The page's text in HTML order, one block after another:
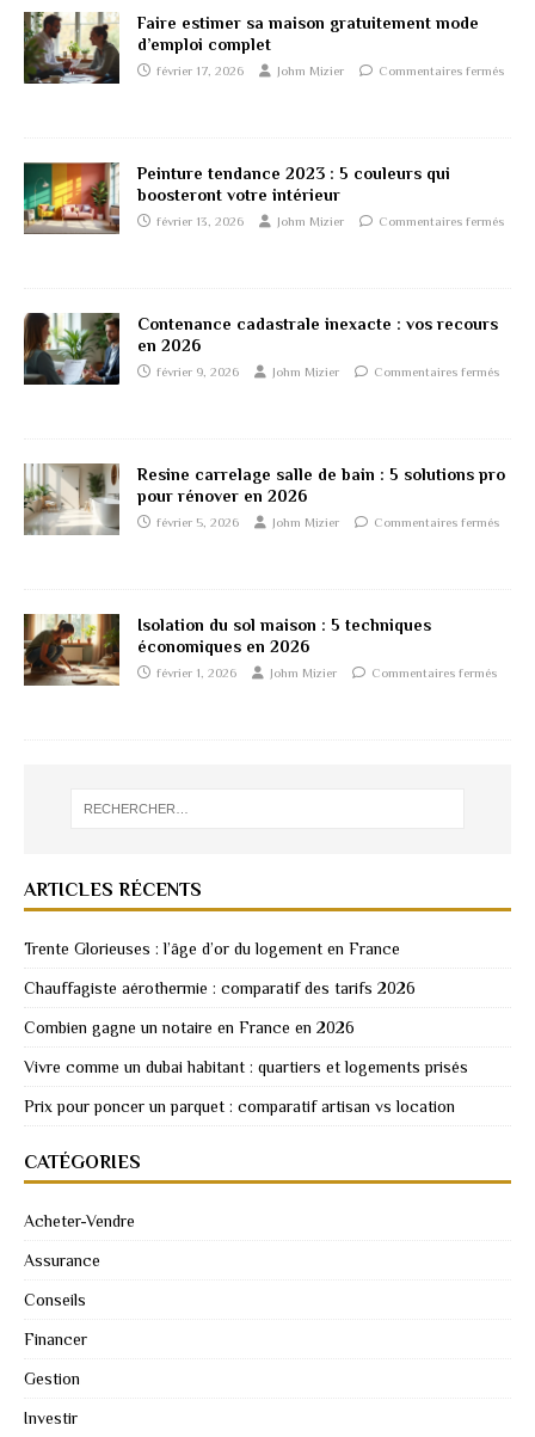
Faire estimer sa maison gratuitement mode
d’emploi complet
février 17, 2026 Johm Mizier Commentaires fermés
Peinture tendance 2023 : 5 couleurs qui
boosteront votre intérieur
février 13, 2026 Johm Mizier Commentaires fermés
Contenance cadastrale inexacte : vos recours
en 2026
février 9, 2026 Johm Mizier Commentaires fermés
Resine carrelage salle de bain : 5 solutions pro
pour rénover en 2026
février 5, 2026 Johm Mizier Commentaires fermés
Isolation du sol maison : 5 techniques
économiques en 2026
février 1, 2026 Johm Mizier Commentaires fermés
ARTICLES RÉCENTS
Trente Glorieuses : l’âge d’or du logement en France
Chauffagiste aérothermie : comparatif des tarifs 2026
Combien gagne un notaire en France en 2026
Vivre comme un dubai habitant : quartiers et logements prisés
Prix pour poncer un parquet : comparatif artisan vs location
CATÉGORIES
Acheter-Vendre
Assurance
Conseils
Financer
Gestion
Investir